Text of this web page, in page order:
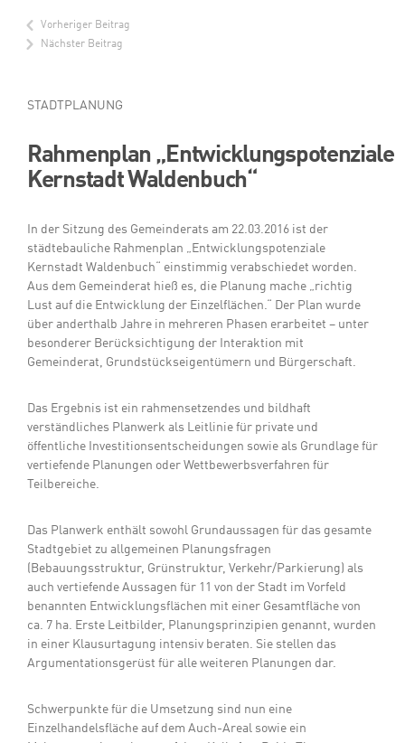
Vorheriger Beitrag
Nächster Beitrag
STADTPLANUNG
Rahmenplan „Entwicklungspotenziale
Kernstadt Waldenbuch“
In der Sitzung des Gemeinderats am 22.03.2016 ist der
städtebauliche Rahmenplan „Entwicklungspotenziale
Kernstadt Waldenbuch“ einstimmig verabschiedet worden.
Aus dem Gemeinderat hieß es, die Planung mache „richtig
Lust auf die Entwicklung der Einzelflächen.“ Der Plan wurde
über anderthalb Jahre in mehreren Phasen erarbeitet – unter
besonderer Berücksichtigung der Interaktion mit
Gemeinderat, Grundstückseigentümern und Bürgerschaft.
Das Ergebnis ist ein rahmensetzendes und bildhaft
verständliches Planwerk als Leitlinie für private und
öffentliche Investitionsentscheidungen sowie als Grundlage für
vertiefende Planungen oder Wettbewerbsverfahren für
Teilbereiche.
Das Planwerk enthält sowohl Grundaussagen für das gesamte
Stadtgebiet zu allgemeinen Planungsfragen
(Bebauungsstruktur, Grünstruktur, Verkehr/Parkierung) als
auch vertiefende Aussagen für 11 von der Stadt im Vorfeld
benannten Entwicklungsflächen mit einer Gesamtfläche von
ca. 7 ha. Erste Leitbilder, Planungsprinzipien genannt, wurden
in einer Klausurtagung intensiv beraten. Sie stellen das
Argumentationsgerüst für alle weiteren Planungen dar.
Schwerpunkte für die Umsetzung sind nun eine
Einzelhandelsfläche auf dem Auch-Areal sowie ein